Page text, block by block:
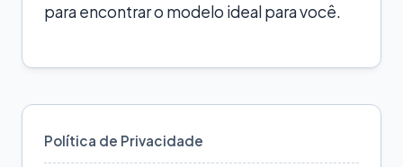
para encontrar o modelo ideal para você.
Política de Privacidade